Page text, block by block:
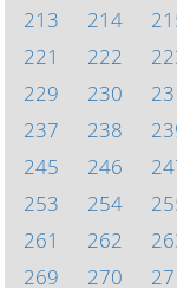
213
214
221
222
229
230
237
238
245
246
253
254
261
262
269
270